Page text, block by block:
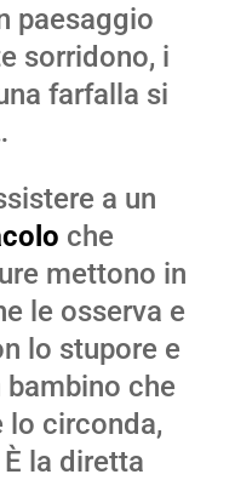
paesaggio
sorridono, i
farfalla si
a un
che
mettono in
le osserva e
lo stupore e
bambino che
lo circonda,
la diretta